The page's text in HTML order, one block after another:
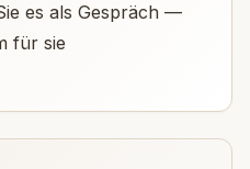
es als Gespräch —
für sie